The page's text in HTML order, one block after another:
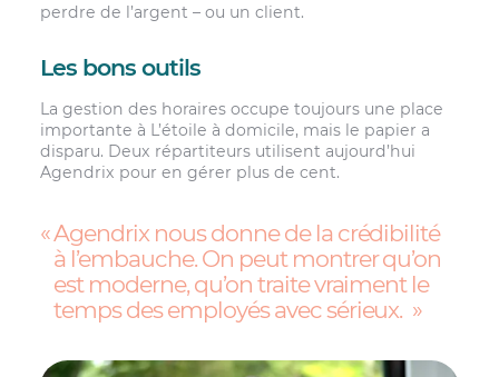
perdre de l’argent – ou un client.
Les bons outils
La gestion des horaires occupe toujours une place
importante à L’étoile à domicile, mais le papier a
disparu. Deux répartiteurs utilisent aujourd’hui
Agendrix pour en gérer plus de cent.
Agendrix nous donne de la crédibilité
à l’embauche. On peut montrer qu’on
est moderne, qu’on traite vraiment le
temps des employés avec sérieux.